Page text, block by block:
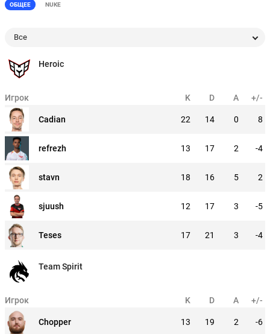
ОБЩЕЕ NUKE
Все
Heroic
Игрок K D A +/-
Cadian 22 14 0 8
refrezh 13 17 2 -4
stavn 18 16 5 2
sjuush 12 17 3 -5
Teses 17 21 3 -4
Team Spirit
Игрок K D A +/-
Chopper 13 19 2 -6